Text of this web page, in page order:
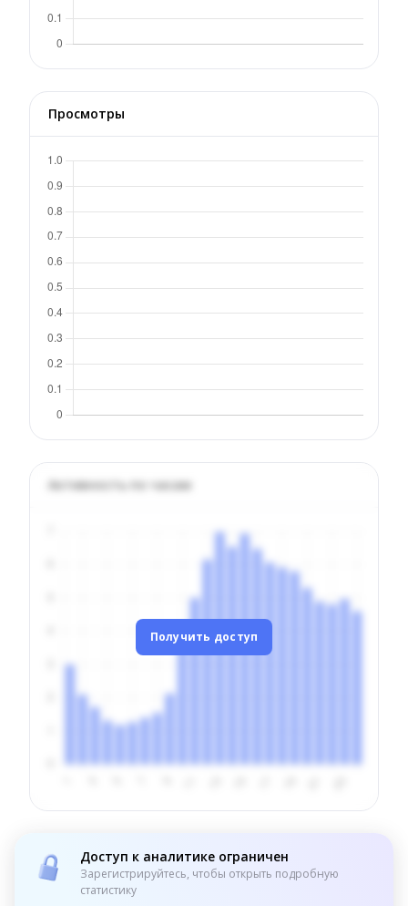
Просмотры
Активность по часам
Получить доступ
Доступ к аналитике ограничен
Зарегистрируйтесь, чтобы открыть подробную
статистику